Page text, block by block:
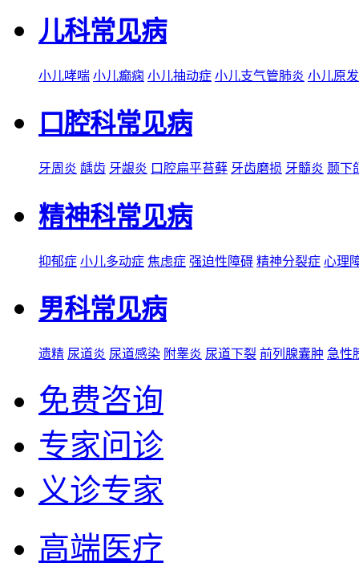
儿科常见病
小儿哮喘 小儿癫痫 小儿抽动症 小儿支气管肺炎 小儿原
口腔科常见病
牙周炎 龋齿 牙龈炎 口腔扁平苔藓 牙齿磨损 牙髓炎 颞下
精神科常见病
抑郁症 小儿多动症 焦虑症 强迫性障碍 精神分裂症 心理
男科常见病
遗精 尿道炎 尿道感染 附睾炎 尿道下裂 前列腺囊肿 急性
免费咨询
专家问诊
义诊专家
高端医疗